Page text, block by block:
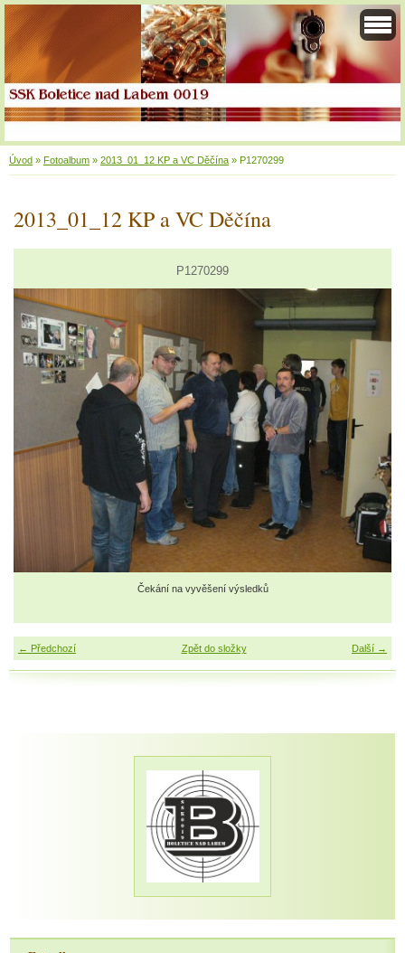
Úvod » Fotoalbum » 2013_01_12 KP a VC Děčína » P1270299
2013_01_12 KP a VC Děčína
P1270299
Čekání na vyvěšení výsledků
← Předchozí Další →
Zpět do složky